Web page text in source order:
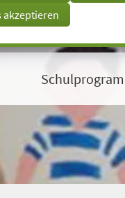
akzeptieren